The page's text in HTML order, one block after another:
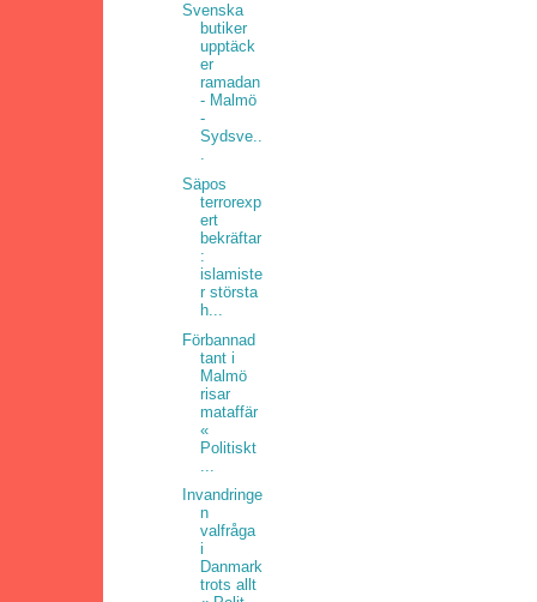
Svenska
butiker
upptäck
er
ramadan
- Malmö
-
Sydsve..
.
Säpos
terrorexp
ert
bekräftar
:
islamiste
r största
h...
Förbannad
tant i
Malmö
risar
mataffär
«
Politiskt
Invandringe
n
valfråga
i
Danmark
trots allt